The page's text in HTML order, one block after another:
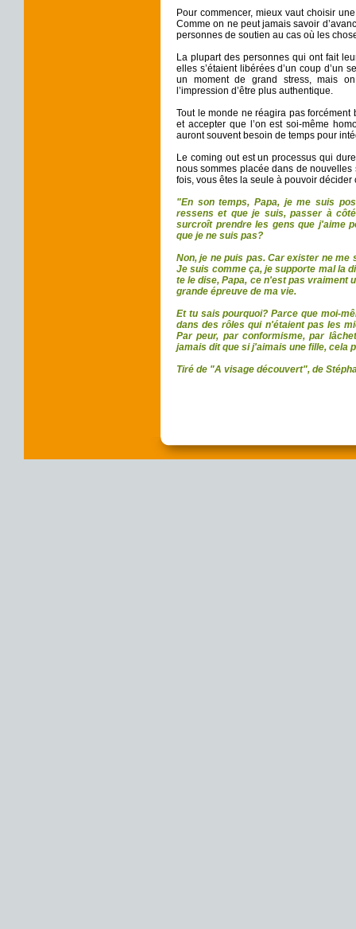
Pour commencer, mieux vaut choisir
Comme on ne peut jamais savoir
personnes de soutien au cas où les
La plupart des personnes qui ont fait
elles s’étaient libérées d’un coup d’un
un moment de grand stress, mais
l’impression d’être plus authentique.
Tout le monde ne réagira pas forcément
et accepter que l’on est soi-même
auront souvent besoin de temps pour
Le coming out est un processus qui
nous sommes placée dans de
fois, vous êtes la seule à pouvoir
"En son temps, Papa, je me suis
ressens et que je suis, passer à
surcroît prendre les gens que j'aime
que je ne suis pas?
Non, je ne puis pas. Car exister ne
Je suis comme ça, je supporte mal la
te le dise, Papa, ce n'est pas vraiment
grande épreuve de ma vie.
Et tu sais pourquoi? Parce que moi-
dans des rôles qui n'étaient pas les
Par peur, par conformisme, par
jamais dit que si j'aimais une fille, cela
Tiré de "A visage découvert", de